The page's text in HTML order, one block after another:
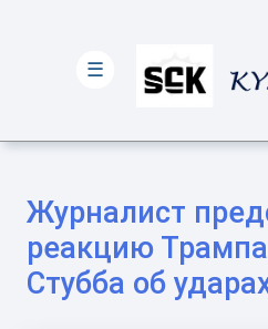
Журналист
реакцию
Стубба об
☰